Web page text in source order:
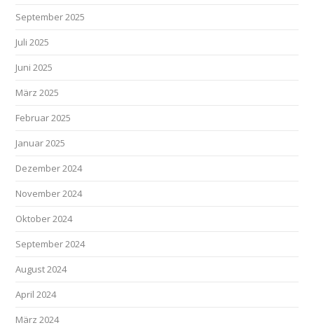
September 2025
Juli 2025
Juni 2025
März 2025
Februar 2025
Januar 2025
Dezember 2024
November 2024
Oktober 2024
September 2024
August 2024
April 2024
März 2024